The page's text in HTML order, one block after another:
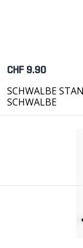
CHF 9.90
SCHWALBE
SCHWALBE